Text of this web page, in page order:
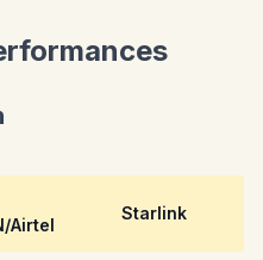
Airtel
Starlink